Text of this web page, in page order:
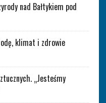
nad Bałtykiem pod
klimat i zdrowie
„Jesteśmy